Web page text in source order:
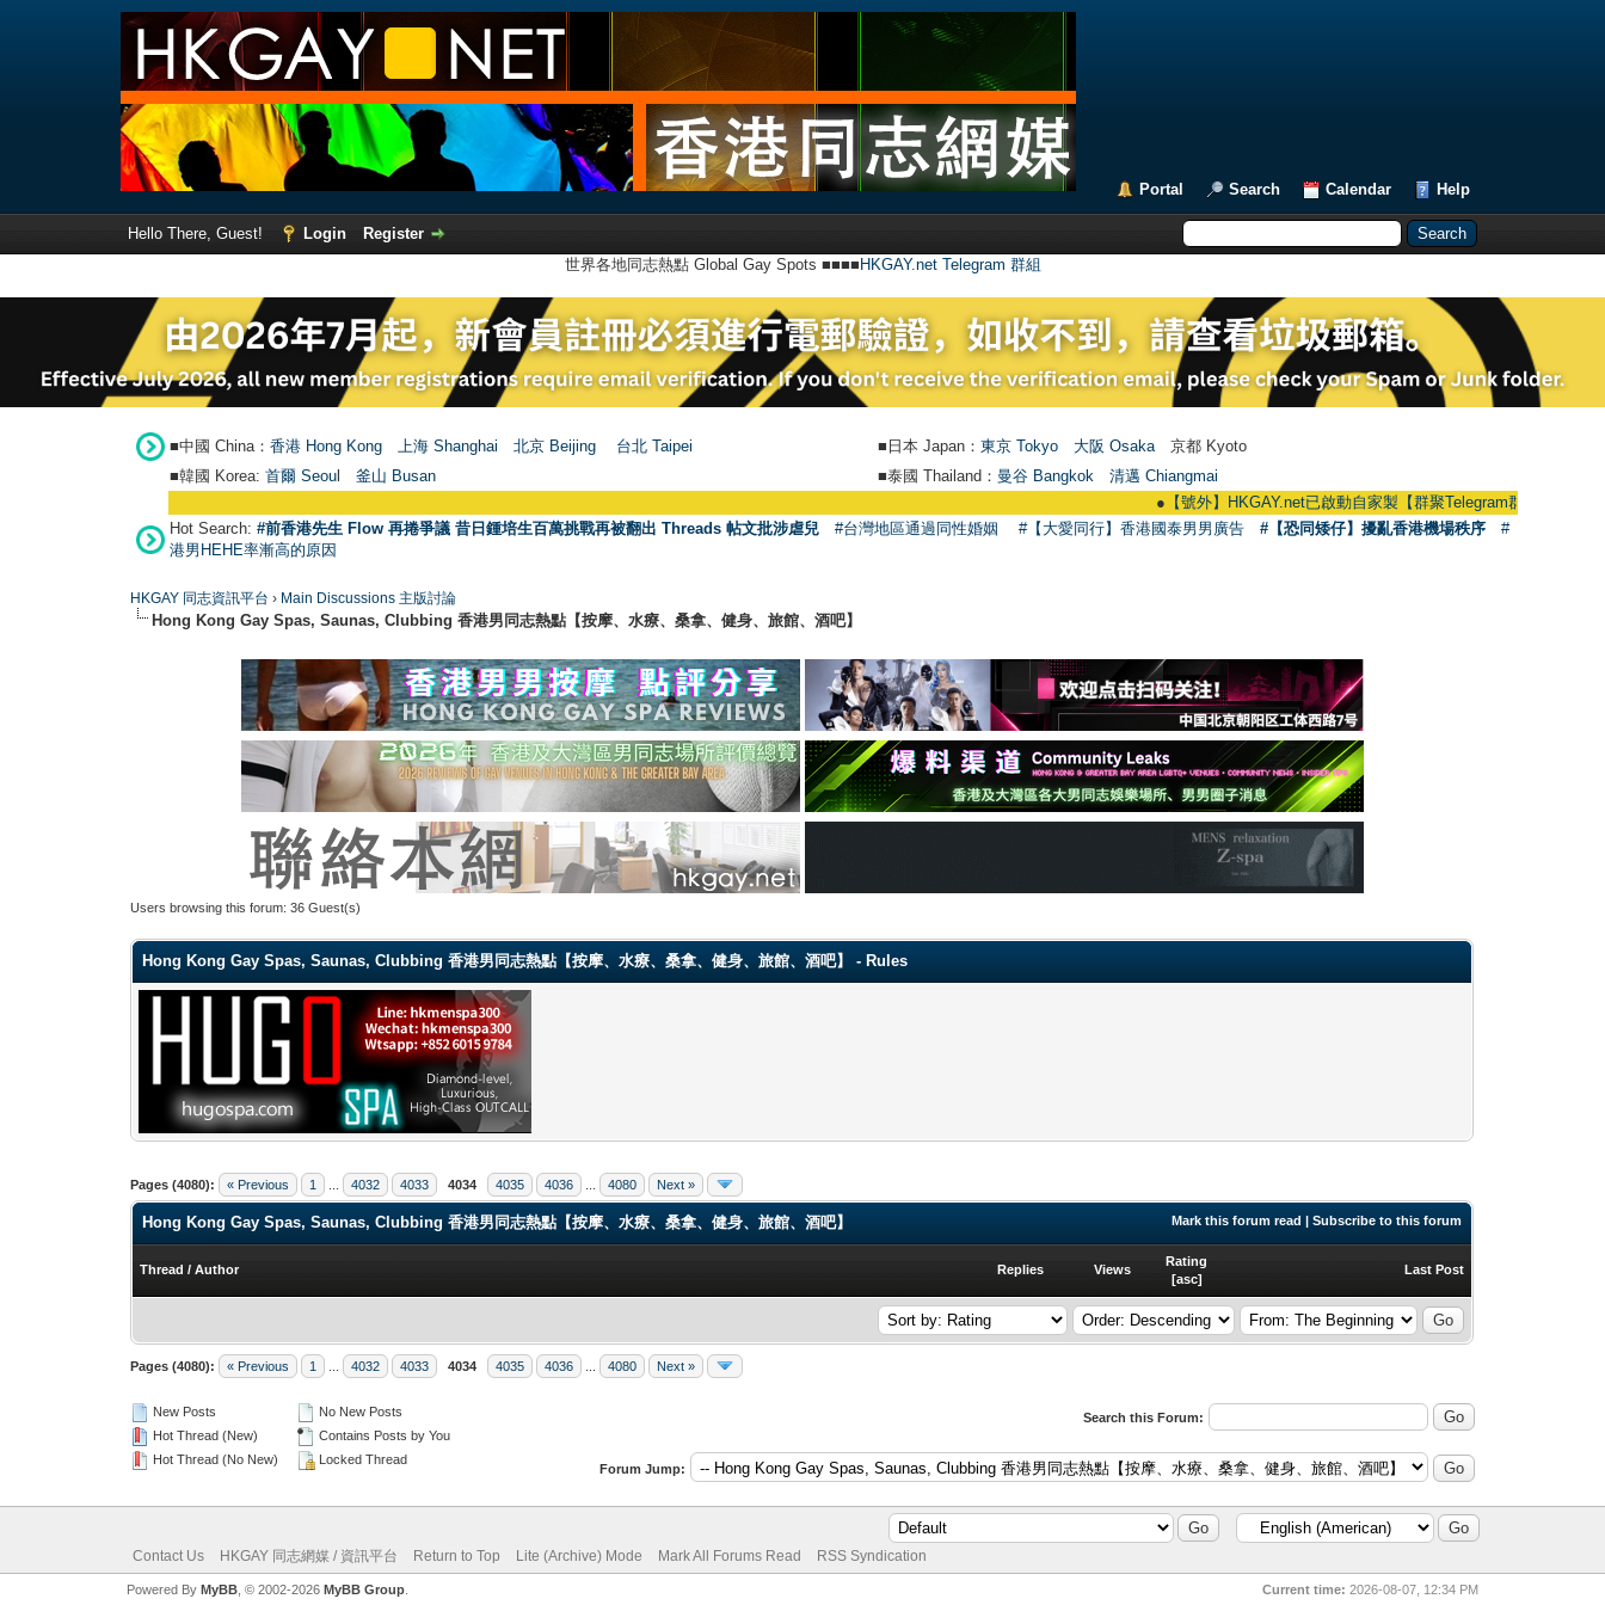
Portal Search Calendar Help
Hello There, Guest! Login
Register
世界各地同志熱點 Global Gay Spots ■■■■ HKGAY.net Telegram 群組
■中國 China： 香港 Hong Kong 上海 Shanghai 北京 Beijing 台北 Taipei ■日本 Japan： 東京 Tokyo 大阪 Osaka 京都 Kyoto
■韓國 Korea: 首爾 Seou 釜山 Busan ■泰國 Thailand： 曼谷 Bangkok
清邁 Chiangmai
【號外】HKGAY.net已啟動自家製【群聚Telegram群組】
Hot Search: #前香港先生 Flow 再捲爭議 昔日鍾培生百萬挑戰再被翻出 Threads 帖文批涉虐兒 #台灣地區通過同性婚姻 #【大愛同行】香港國泰男男廣告 #【恐同矮仔】擾亂香港機場秩序
#
港男HEHE率漸高的原因
HKGAY 同志資訊平台 › Main Discussions 主版討論
Hong Kong Gay Spas, Saunas, Clubbing 香港男同志熱點【按摩、水療、桑拿、健身、旅館、酒吧】
Users browsing this forum: 36 Guest(s)
Hong Kong Gay Spas, Saunas, Clubbing 香港男同志熱點【按摩、水療、桑拿、健身、旅館、酒吧】 - Rules
Pages (4080): « Previous 1 4032 4033 4034 4035 4036 4080 Next »
Mark this forum read |Subscribe to this forum
Hong Kong Gay Spas, Saunas, Clubbing 香港男同志熱點【按摩、水療、桑拿、健身、旅館、酒吧】
Thread /Author Replies Views
Rating
[asc]
Last Post
Pages (4080): « Previous 1 4032 4033 4034 4035 4036 4080 Next »
New Posts
Hot Thread (New)
Hot Thread (No New)
No New Posts
Contains Posts by You
Locked Thread
Search this Forum:
Forum Jump:
Contact Us HKGAY 同志網媒 / 資訊平台 Return to Top Lite (Archive) Mode Mark All Forums Read RSS Syndication
Current time: 2026-08-07, 12:34 PM
Powered By MyBB, © 2002-2026 MyBB Group.